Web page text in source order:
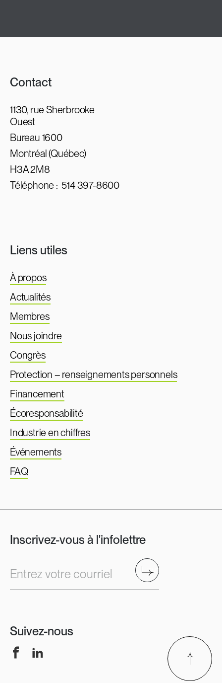
Contact
1130, rue Sherbrooke
Ouest
Bureau 1600
Montréal (Québec)
H3A 2M8
Téléphone :514 397-8600
Liens utiles
À propos
Actualités
Membres
Nous joindre
Congrès
Protection – renseignements personnels
Financement
Écoresponsabilité
Industrie en chiffres
Événements
FAQ
Inscrivez-vous à l'infolettre
Entrez votre courriel Envoyer
Suivez-nous
FacebookLinkedIn